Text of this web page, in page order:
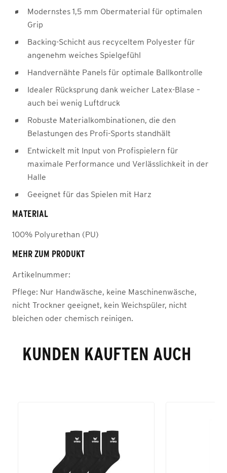
Modernstes 1,5 mm Obermaterial für optimalen
Grip
Backing-Schicht aus recyceltem Polyester für
angenehm weiches Spielgefühl
Handvernähte Panels für optimale Ballkontrolle
Idealer Rücksprung dank weicher Latex-Blase –
auch bei wenig Luftdruck
Robuste Materialkombinationen, die den
Belastungen des Profi-Sports standhält
Entwickelt mit Input von Profispielern für
maximale Performance und Verlässlichkeit in der
Halle
Geeignet für das Spielen mit Harz
MATERIAL
100% Polyurethan (PU)
MEHR ZUM PRODUKT
Artikelnummer:
Pflege: Nur Handwäsche, keine Maschinenwäsche,
nicht Trockner geeignet, kein Weichspüler, nicht
bleichen oder chemisch reinigen.
KUNDEN KAUFTEN AUCH